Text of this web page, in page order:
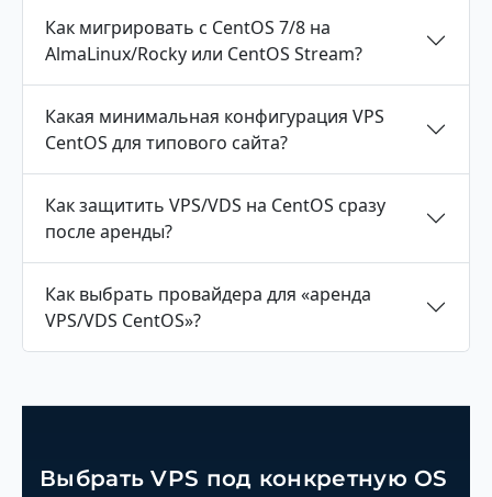
Как мигрировать с CentOS 7/8 на
AlmaLinux/Rocky или CentOS Stream?
Какая минимальная конфигурация VPS
CentOS для типового сайта?
Как защитить VPS/VDS на CentOS сразу
после аренды?
Как выбрать провайдера для «аренда
VPS/VDS CentOS»?
Выбрать VPS под конкретную OS